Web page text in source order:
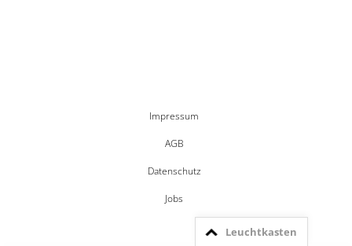
Impressum
AGB
Datenschutz
Jobs
Leuchtkasten